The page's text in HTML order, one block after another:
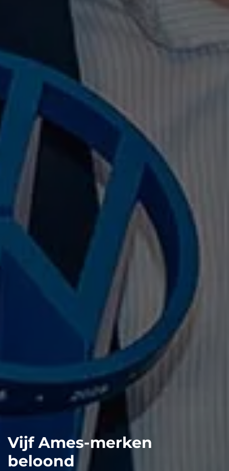
Vijf Ames-merken
beloond